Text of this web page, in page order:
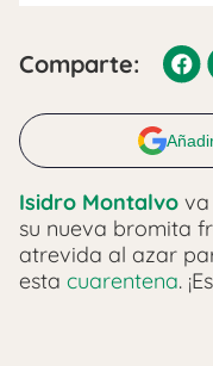
Comparte:
Isidro Montalvo va
su nueva bromita
atrevida al azar
esta cuarentena.